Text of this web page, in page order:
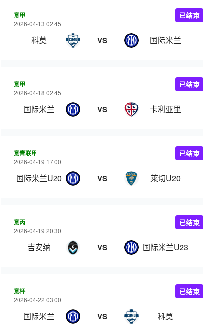
意甲
2026-04-13 02:45
科莫 VS 国际米兰
已结束
意甲
2026-04-18 02:45
国际米兰 VS 卡利亚里
已结束
意青联甲
2026-04-19 17:00
国际米兰U20 VS 莱切U20
已结束
意丙
2026-04-19 20:30
吉安纳 VS 国际米兰U23
已结束
意杯
2026-04-22 03:00
国际米兰 VS 科莫
已结束